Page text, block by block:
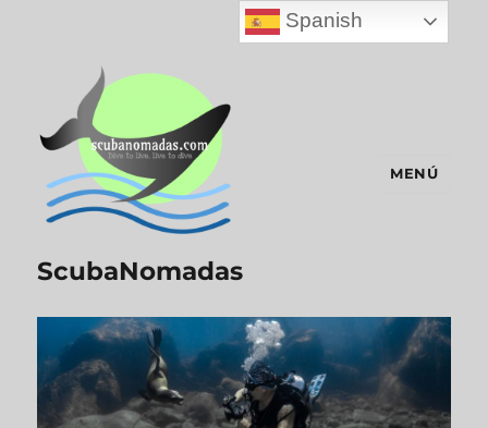
ScubaNomadas
MENÚ
Spanish